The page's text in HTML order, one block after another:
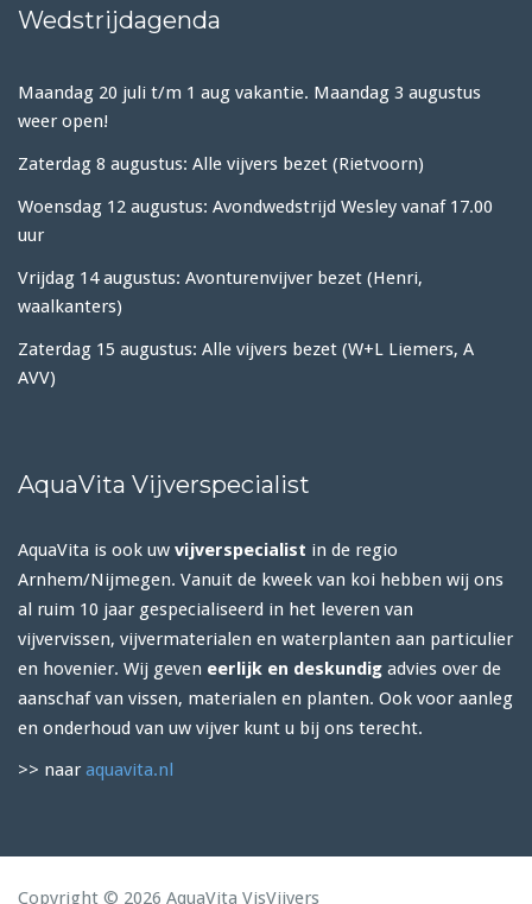
Wedstrijdagenda
Maandag 20 juli t/m 1 aug vakantie. Maandag 3 augustus
weer open!
Zaterdag 8 augustus: Alle vijvers bezet (Rietvoorn)
Woensdag 12 augustus: Avondwedstrijd Wesley vanaf 17.00
uur
Vrijdag 14 augustus: Avonturenvijver bezet (Henri,
waalkanters)
Zaterdag 15 augustus: Alle vijvers bezet (W+L Liemers, A
AVV)
AquaVita Vijverspecialist
AquaVita is ook uw vijverspecialist in de regio
Arnhem/Nijmegen. Vanuit de kweek van koi hebben wij ons
al ruim 10 jaar gespecialiseerd in het leveren van
vijvervissen, vijvermaterialen en waterplanten aan particulier
en hovenier. Wij geven eerlijk en deskundig advies over de
aanschaf van vissen, materialen en planten. Ook voor aanleg
en onderhoud van uw vijver kunt u bij ons terecht.
>> naar aquavita.nl
Copyright © 2026 AquaVita VisVijvers